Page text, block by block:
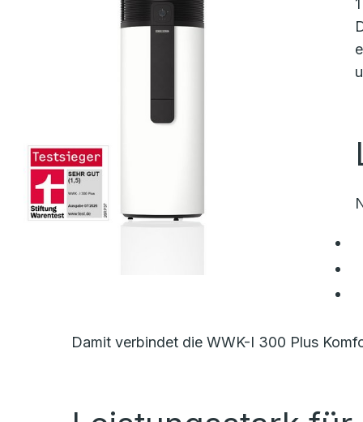
Damit verbindet die WWK-I 300 Plus